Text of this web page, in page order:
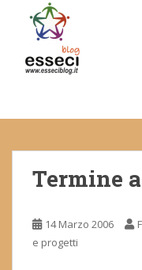
m
Termine
14 Marzo 2006
e progetti